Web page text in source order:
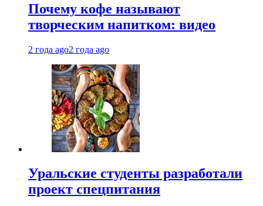
Почему кофе называют
творческим напитком: видео
2 года ago2 года ago
Уральские студенты разработали
проект спецпитания